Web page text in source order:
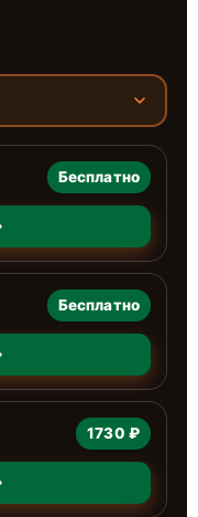
Бесплатно
Бесплатно
1730 ₽